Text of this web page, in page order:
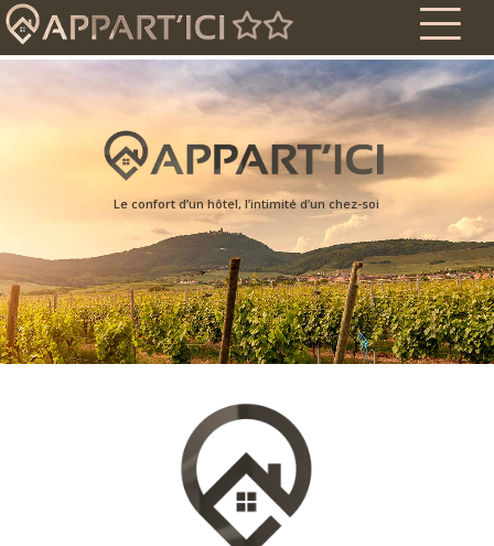
Le confort d’un hôtel, l’intimité d’un chez-soi